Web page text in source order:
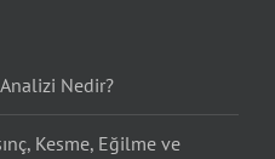
Nedir?
Kesme, Eğilme ve